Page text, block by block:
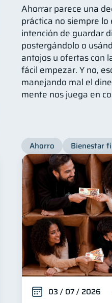
Ahorrar parece una
práctica no siempre lo
intención de guardar
postergándolo o
antojos u ofertas con
fácil empezar. Y no,
manejando mal el
mente nos juega en
Ahorro Bienestar
03 / 07 / 2026